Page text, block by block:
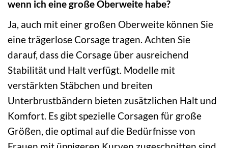
wenn ich eine große Oberweite habe?
Ja, auch mit einer großen Oberweite können Sie
eine trägerlose Corsage tragen. Achten Sie
darauf, dass die Corsage über ausreichend
Stabilität und Halt verfügt. Modelle mit
verstärkten Stäbchen und breiten
Unterbrustbändern bieten zusätzlichen Halt und
Komfort. Es gibt spezielle Corsagen für große
Größen, die optimal auf die Bedürfnisse von